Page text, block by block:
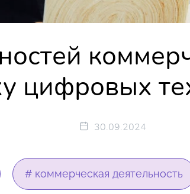
цифровых
30.09.2024
# коммерческая деятельность